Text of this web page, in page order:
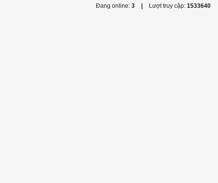
Đang online: 3 | Lượt truy cập: 1533640